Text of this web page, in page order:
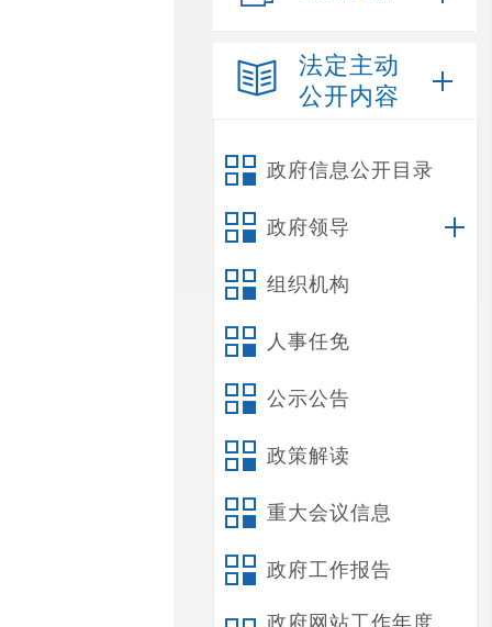
法定主动
公开内容
政府信息公开目录
政府领导
组织机构
人事任免
公示公告
政策解读
重大会议信息
政府工作报告
政府网站工作年度